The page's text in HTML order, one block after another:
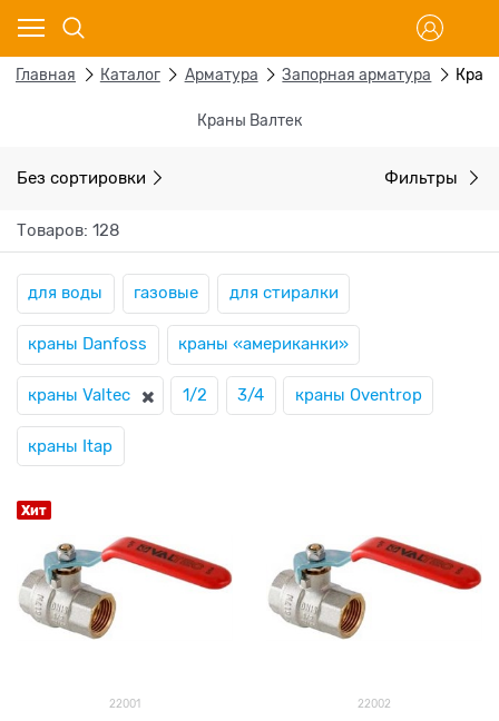
Главная Каталог Арматура Запорная арматура
Краны Валтек
Без сортировки Фильтры
Товаров: 128
для воды газовые для стиралки
краны Danfoss краны «американки»
краны Valtec 1/2 3/4 краны Oventrop
краны Itap
Хит
22001 22002